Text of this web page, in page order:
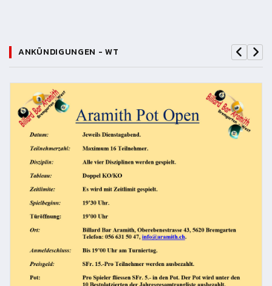
ANKÜNDIGUNGEN - WT